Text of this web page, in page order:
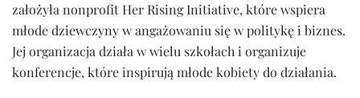
założyła nonprofit Her Rising Initiative, które wspiera
młode dziewczyny w angażowaniu się w politykę i biznes.
Jej organizacja działa w wielu szkołach i organizuje
konferencje, które inspirują młode kobiety do działania.